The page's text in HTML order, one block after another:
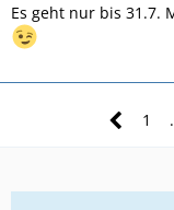
Es geht nur bis 31.7.
1